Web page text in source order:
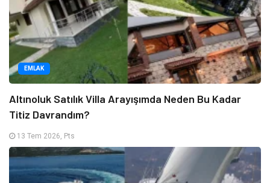
EMLAK
Altınoluk Satılık Villa Arayışımda Neden Bu Kadar
Titiz Davrandım?
13 Tem 2026, Pts